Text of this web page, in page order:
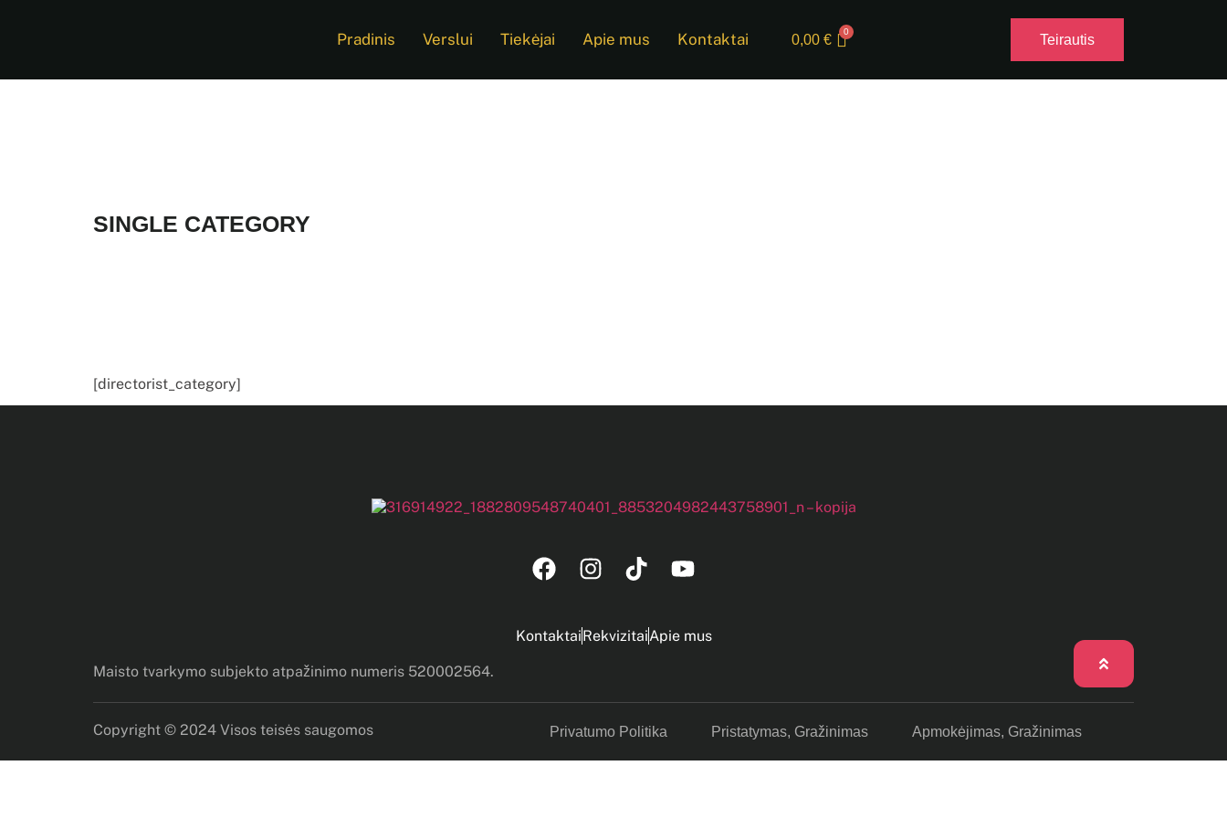
Pradinis Verslui Tiekėjai Apie mus Kontaktai 0,00 € Teirautis
SINGLE CATEGORY
[directorist_category]
KontaktaiRekvizitaiApie mus
Maisto tvarkymo subjekto atpažinimo numeris 520002564.
Copyright © 2024 Visos teisės saugomos Privatumo Politika Pristatymas, Gražinimas Apmokėjimas, Gražinimas